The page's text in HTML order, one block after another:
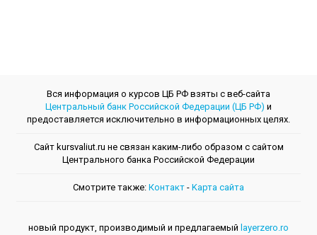
Вся информация о курсов ЦБ РФ взяты с веб-сайта
Центральный банк Российской Федерации (ЦБ РФ) и
предоставляется исключительно в информационных целях.
Сайт kursvaliut.ru не связан каким-либо образом с сайтом
Центрального банкa Российской Федерации
Смотрите также: Контакт - Kарта сайта
новый продукт, производимый и предлагаемый layerzero.ro